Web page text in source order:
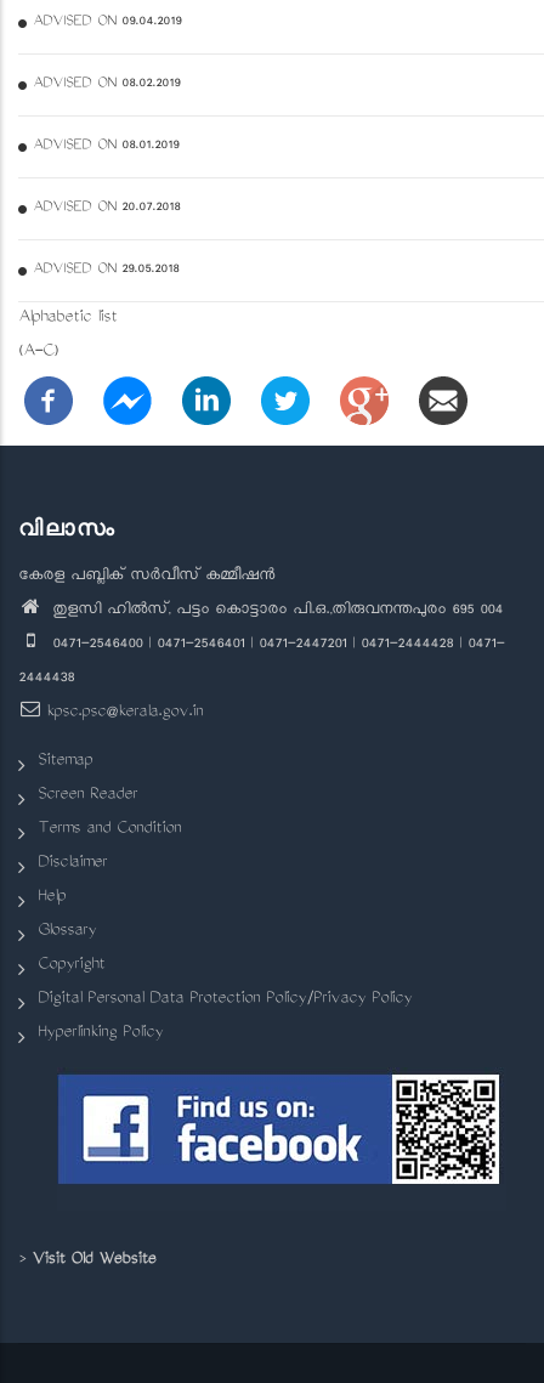
ADVISED ON 09.04.2019
ADVISED ON 08.02.2019
ADVISED ON 08.01.2019
ADVISED ON 20.07.2018
ADVISED ON 29.05.2018
Alphabetic list
(A-C)
വിലാസം
കേരള പബ്ലിക് സർവീസ് കമ്മീഷൻ
തുളസി ഹിൽസ്, പട്ടം കൊട്ടാരം പി.ഒ.,തിരുവനന്തപുരം 695 004
0471-2546400 | 0471-2546401 | 0471-2447201 | 0471-2444428 | 0471-
2444438
kpsc.psc@kerala.gov.in
Sitemap
Screen Reader
Terms and Condition
Disclaimer
Help
Glossary
Copyright
Digital Personal Data Protection Policy/Privacy Policy
Hyperlinking Policy
> Visit Old Website